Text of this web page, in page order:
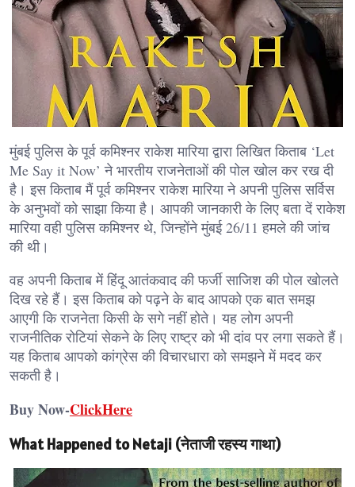
मुंबई पुलिस के पूर्व कमिश्नर राकेश मारिया द्वारा लिखित किताब ‘Let
Me Say it Now’ ने भारतीय राजनेताओं की पोल खोल कर रख दी
है। इस किताब मैं पूर्व कमिश्नर राकेश मारिया ने अपनी पुलिस सर्विस
के अनुभवों को साझा किया है। आपकी जानकारी के लिए बता दें राकेश
मारिया वही पुलिस कमिश्नर थे, जिन्होंने मुंबई 26/11 हमले की जांच
की थी।
वह अपनी किताब में हिंदू आतंकवाद की फर्जी साजिश की पोल खोलते
दिख रहे हैं। इस किताब को पढ़ने के बाद आपको एक बात समझ
आएगी कि राजनेता किसी के सगे नहीं होते। यह लोग अपनी
राजनीतिक रोटियां सेकने के लिए राष्ट्र को भी दांव पर लगा सकते हैं।
यह किताब आपको कांग्रेस की विचारधारा को समझने में मदद कर
सकती है।
Buy Now-ClickHere
What Happened to Netaji (नेताजी रहस्य गाथा)